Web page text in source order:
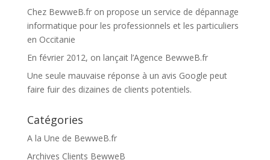
Chez BewweB.fr on propose un service de dépannage
informatique pour les professionnels et les particuliers
en Occitanie
En février 2012, on lançait l’Agence BewweB.fr
Une seule mauvaise réponse à un avis Google peut
faire fuir des dizaines de clients potentiels.
Catégories
A la Une de BewweB.fr
Archives Clients BewweB